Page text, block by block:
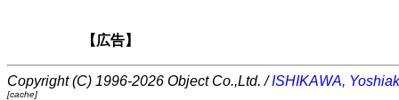
【広告】
Copyright (C) 1996-2026 Object Co.,Ltd. /ISHIKAWA,
[cache]